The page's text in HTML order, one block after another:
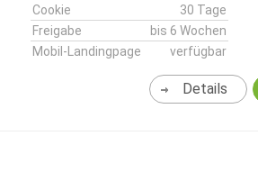
Cookie
30 Tage
Freigabe
bis 6 Wochen
Mobil-Landingpage
verfügbar
Details